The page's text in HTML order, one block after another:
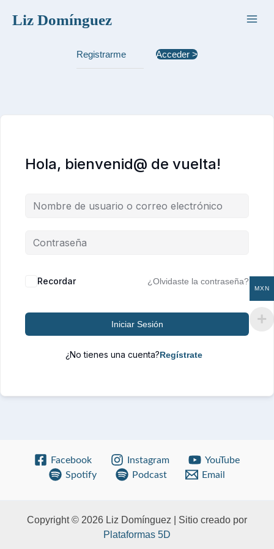
Liz Domínguez
Registrarme Acceder >
Hola, bienvenid@ de vuelta!
Recordar ¿Olvidaste la contraseña?
Iniciar Sesión
¿No tienes una cuenta?
Facebook Instagram
YouTube
Spotify
Podcast Email
Copyright © 2026 Liz Domínguez | Sitio creado por
Plataformas 5D
MXN